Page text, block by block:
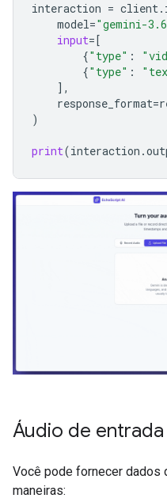
interaction = client.
model="gemini-
input=[
{"type" :
{"type" :
],
response_format=
)
print(interaction .
Áudio de entrada
Você pode fornecer dados
maneiras: